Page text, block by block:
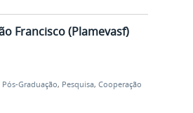
Francisco (Plamevasf)
Pós-Graduação, Pesquisa, Cooperação